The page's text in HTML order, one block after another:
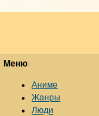
Меню
Аниме
Жанры
Люди